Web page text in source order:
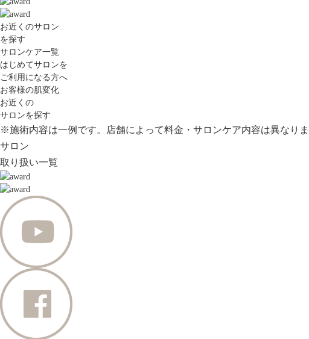
お近くのサロン
を探す
サロンケア一覧
はじめてサロンを
ご利用になる方へ
お客様の肌変化
お近くの
サロンを探す
※施術内容は一例です。店舗によって料金・サロンケア内容は異なり
サロン
取り扱い一覧